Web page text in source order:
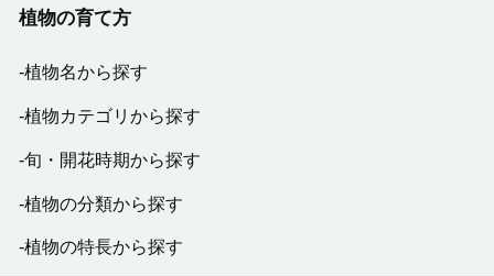
植物の育て方
植物名から探す
植物カテゴリから探す
旬・開花時期から探す
植物の分類から探す
植物の特長から探す